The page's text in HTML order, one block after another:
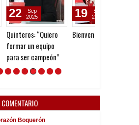
Bienvenido, Quinteros
19
Sep
Boquerón